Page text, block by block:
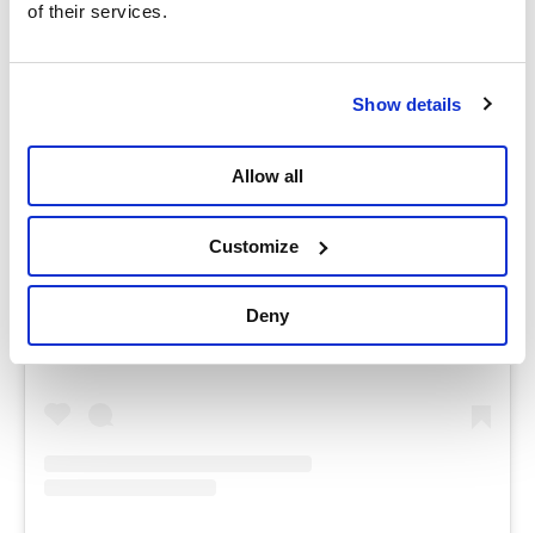
of their services.
Show details
Allow all
Customize
Deny
Dit bericht op Instagram bekijken